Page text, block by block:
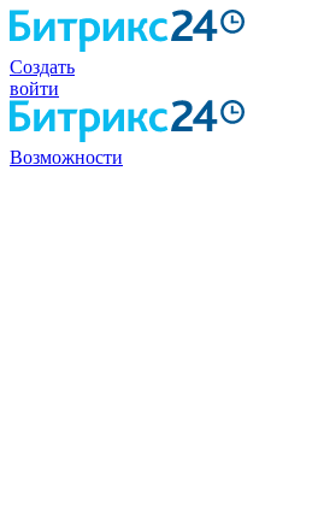
Создать
войти
Возможности